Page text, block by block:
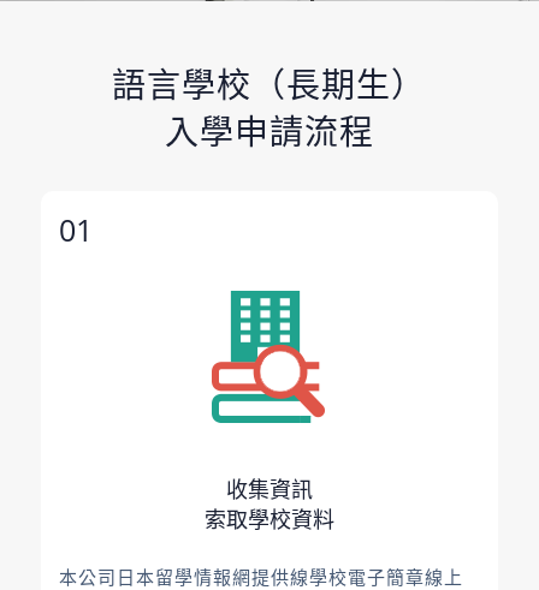
語言學校（長期生）
入學申請流程
01
收集資訊
索取學校資料
本公司日本留學情報網提供線學校電子簡章線上